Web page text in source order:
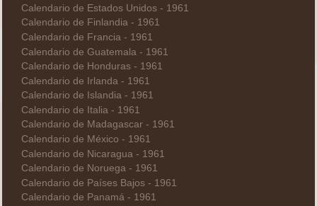
Calendario de Estados Unidos - 1961
Calendario de Finlandia - 1961
Calendario de Francia - 1961
Calendario de Guatemala - 1961
Calendario de Honduras - 1961
Calendario de Irlanda - 1961
Calendario de Islandia - 1961
Calendario de Italia - 1961
Calendario de Madagascar - 1961
Calendario de México - 1961
Calendario de Nicaragua - 1961
Calendario de Noruega - 1961
Calendario de Países Bajos - 1961
Calendario de Panamá - 1961